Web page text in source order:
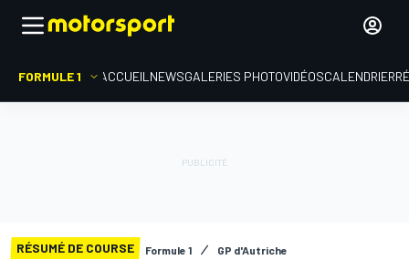
FORMULE 1 ACCUEIL NEWSGALERIES PHOTOVIDÉOSCALENDRIER
RÉSUMÉ DE COURSE Formule 1 GP d'Autriche